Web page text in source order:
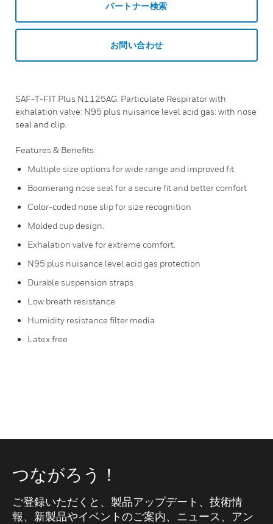
パートナー検索
お問い合わせ
SAF-T-FIT Plus N1125AG. Particulate Respirator with
exhalation valve: N95 plus nuisance level acid gas: with nose
seal and clip.
Features & Benefits:
Multiple size options for wide range and improved fit.
Boomerang nose seal for a secure fit and better comfort
Color-coded nose slip for size recognition
Molded cup design.
Exhalation valve for extreme comfort.
N95 plus nuisance level acid gas protection
Durable suspension straps
Low breath resistance
Humidity resistance filter media
Latex free
つながろう！
ご登録いただくと、製品アップデート、技術情
報、新製品やイベントのご案内、ニュース、アン